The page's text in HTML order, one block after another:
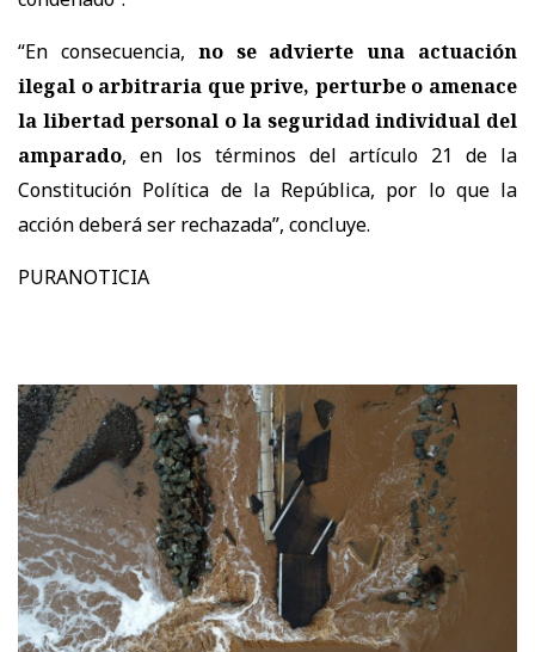
“En consecuencia, no se advierte una actuación
ilegal o arbitraria que prive, perturbe o amenace
la libertad personal o la seguridad individual del
amparado, en los términos del artículo 21 de la
Constitución Política de la República, por lo que la
acción deberá ser rechazada”, concluye.
PURANOTICIA